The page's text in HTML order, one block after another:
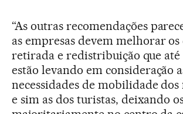
“As outras recomendações
as empresas devem melhorar
retirada e redistribuição que até
estão levando em consideração
necessidades de mobilidade
e sim as dos turistas, deixando